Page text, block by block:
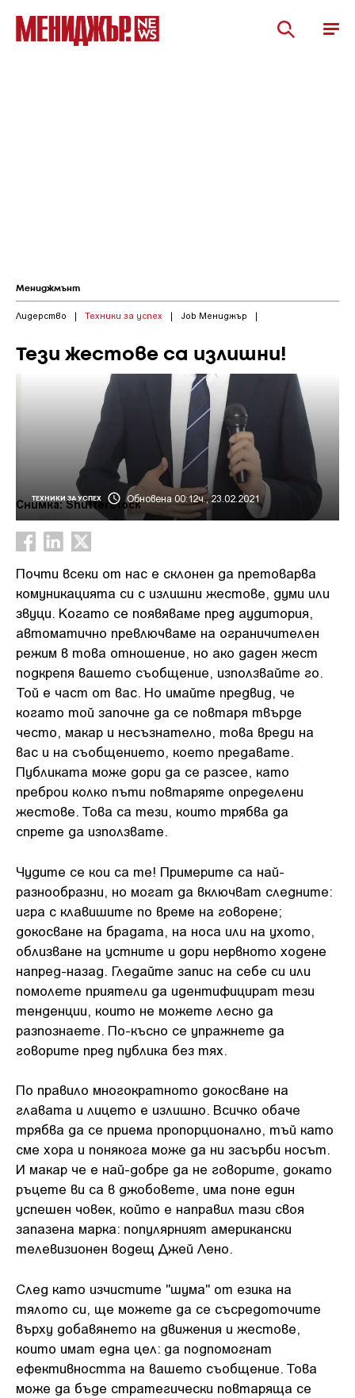
Мениджмънт
Лидерство | Техники за успех | Job Мениджър |
Тези жестове са излишни!
ТЕХНИКИ ЗА УСПЕХ Обновена 00:12ч., 23.02.2021
Снимка: Shutterstock
Почти всеки от нас е склонен да претоварва
комуникацията си с излишни жестове, думи или
звуци. Когато се появяваме пред аудитория,
автоматично превлючваме на ограничителен
режим в това отношение, но ако даден жест
подкрепя вашето съобщение, използвайте го.
Той е част от вас. Но имайте предвид, че
когато той започне да се повтаря твърде
често, макар и несъзнателно, това вреди на
вас и на съобщението, което предавате.
Публиката може дори да се разсее, като
преброи колко пъти повтаряте определени
жестове. Това са тези, които трябва да
спрете да използвате.
Чудите се кои са те! Примерите са най-
разнообразни, но могат да включват следните:
игра с клавишите по време на говорене;
докосване на брадата, на носа или на ухото,
облизване на устните и дори нервното ходене
напред-назад. Гледайте запис на себе си или
помолете приятели да идентифицират тези
тенденции, които не можете лесно да
разпознаете. По-късно се упражнете да
говорите пред публика без тях.
По правило многократното докосване на
главата и лицето е излишно. Всичко обаче
трябва да се приема пропорционално, тъй като
сме хора и понякога може да ни засърби носът.
И макар че е най-добре да не говорите, докато
ръцете ви са в джобовете, има поне един
успешен човек, който е направил тази своя
запазена марка: популярният американски
телевизионен водещ Джей Лено.
След като изчистите "шума" от езика на
тялото си, ще можете да се съсредоточите
върху добавянето на движения и жестове,
които имат една цел: да подпомогнат
ефективността на вашето съобщение. Това
може да бъде стратегически повтаряща се